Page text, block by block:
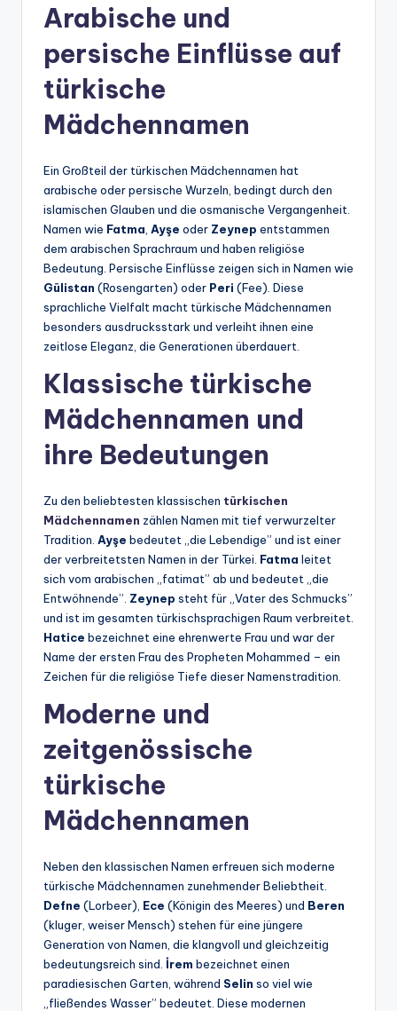
Arabische und
persische Einflüsse auf
türkische
Mädchennamen
Ein Großteil der türkischen Mädchennamen hat
arabische oder persische Wurzeln, bedingt durch den
islamischen Glauben und die osmanische Vergangenheit.
Namen wie Fatma Ayşe oder Zeynep entstammen
dem arabischen Sprachraum und haben religiöse
Bedeutung. Persische Einflüsse zeigen sich in Namen wie
Gülistan (Rosengarten) oder Peri (Fee). Diese
sprachliche Vielfalt macht türkische Mädchennamen
besonders ausdrucksstark und verleiht ihnen eine
zeitlose Eleganz, die Generationen überdauert.
Klassische türkische
Mädchennamen und
ihre Bedeutungen
Zu den beliebtesten klassischen türkischen
Mädchennamen zählen Namen mit tief verwurzelter
Tradition. Ayşe bedeutet „die Lebendige” und ist einer
der verbreitetsten Namen in der Türkei. Fatma leitet
sich vom arabischen „fatimat” ab und bedeutet „die
Entwöhnende”. Zeynep steht für „Vater des Schmucks”
und ist im gesamten türkischsprachigen Raum verbreitet.
Hatice bezeichnet eine ehrenwerte Frau und war der
Name der ersten Frau des Propheten Mohammed – ein
Zeichen für die religiöse Tiefe dieser Namenstradition.
Moderne und
zeitgenössische
türkische
Mädchennamen
Neben den klassischen Namen erfreuen sich moderne
türkische Mädchennamen zunehmender Beliebtheit.
Defne (Lorbeer), Ece (Königin des Meeres) und Beren
(kluger, weiser Mensch) stehen für eine jüngere
Generation von Namen, die klangvoll und gleichzeitig
bedeutungsreich sind. İrem bezeichnet einen
paradiesischen Garten, während Selin so viel wie
„fließendes Wasser” bedeutet. Diese modernen